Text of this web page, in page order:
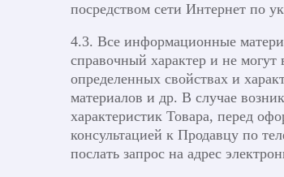
посредством сети Интернет по
4.3. Все информационные
справочный характер и не
определенных свойствах и
материалов и др. В случае
характеристик Товара, перед
консультацией к Продавцу по
послать запрос на адрес